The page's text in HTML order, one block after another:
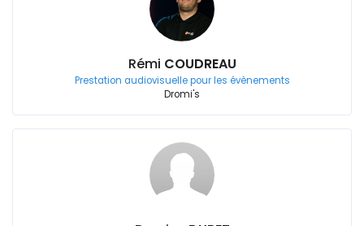
Rémi COUDREAU
Prestation audiovisuelle pour les évènements
Dromi's